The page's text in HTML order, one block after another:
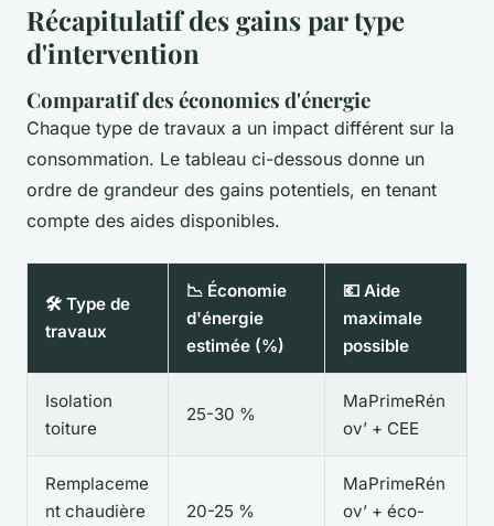
Récapitulatif des gains par type
d'intervention
Comparatif des économies d'énergie
Chaque type de travaux a un impact différent sur la
consommation. Le tableau ci-dessous donne un
ordre de grandeur des gains potentiels, en tenant
compte des aides disponibles.
🛠️ Type de
travaux
📉 Économie
d'énergie
estimée (%)
💶 Aide
maximale
possible
Isolation
toiture
25-30 %
MaPrimeRén
ov’ + CEE
Remplaceme
nt chaudière
20-25 %
MaPrimeRén
ov’ + éco-